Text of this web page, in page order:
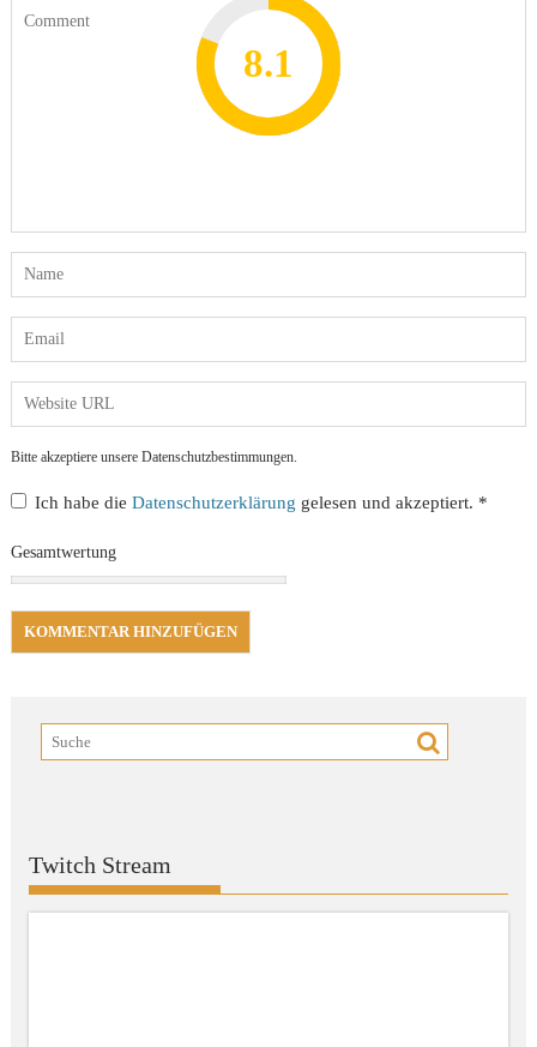
Bitte akzeptiere unsere Datenschutzbestimmungen.
Ich habe dieDatenschutzerklärung gelesen und akzeptiert. *
Gesamtwertung
Twitch Stream
8.2
7.8
7.1
7
8.1